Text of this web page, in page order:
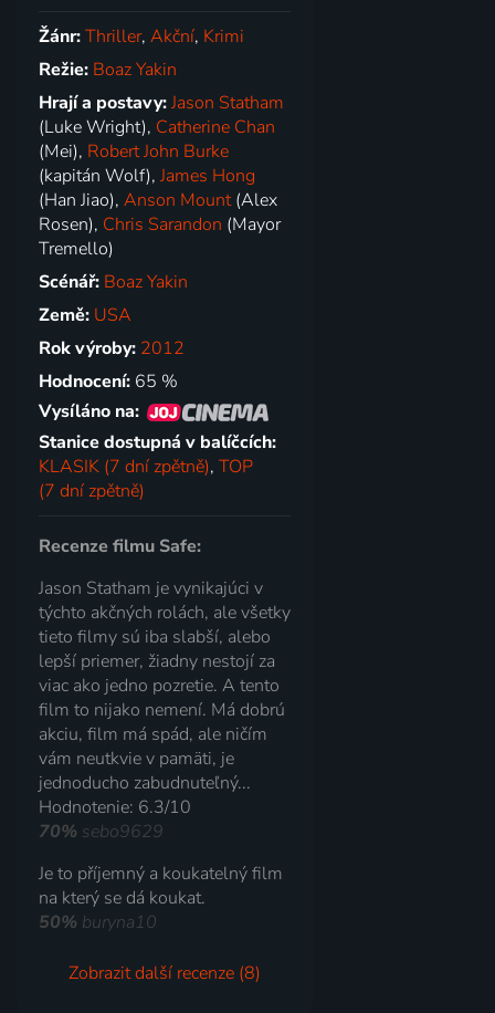
Žánr:Thriller,Akční, Krimi
Režie: Boaz Yakin
Hrají a postavy:Jason Statham
(Luke Wright), Catherine Chan
(Mei), Robert John Burke
(kapitán Wolf),James Hong
(Han Jiao),Anson Mount(Alex
Rosen), Chris Sarandon (Mayor
Tremello)
Scénář: Boaz Yakin
Země: USA
Rok výroby: 2012
Hodnocení: 65 %
Vysíláno na:
Stanice dostupná v balíčcích:
KLASIK (7 dní zpětně),TOP
(7 dní zpětně)
Recenze filmu Safe:
Jason Statham je vynikajúci v
týchto akčných rolách, ale všetky
tieto filmy sú iba slabší, alebo
lepší priemer, žiadny nestojí za
viac ako jedno pozretie. A tento
film to nijako nemení. Má dobrú
akciu, film má spád, ale ničím
vám neutkvie v pamäti, je
jednoducho zabudnuteľný...
Hodnotenie: 6.3/10
70% sebo9629
Je to příjemný a koukatelný film
na který se dá koukat.
50% buryna10
Zobrazit další recenze (8)